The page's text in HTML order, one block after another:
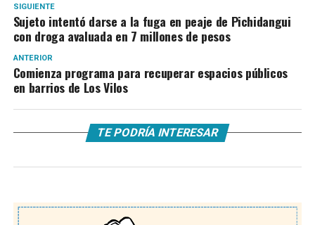
SIGUIENTE
Sujeto intentó darse a la fuga en peaje de Pichidangui
con droga avaluada en 7 millones de pesos
ANTERIOR
Comienza programa para recuperar espacios públicos
en barrios de Los Vilos
TE PODRÍA INTERESAR